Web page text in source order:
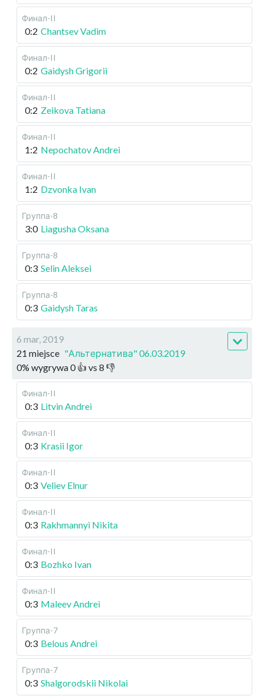
Финал-II
0:2 Chantsev Vadim
Финал-II
0:2 Gaidysh Grigorii
Финал-II
0:2 Zeikova Tatiana
Финал-II
1:2 Nepochatov Andrei
Финал-II
1:2 Dzvonka Ivan
Группа-8
3:0 Liagusha Oksana
Группа-8
0:3 Selin Aleksei
Группа-8
0:3 Gaidysh Taras
6 mar, 2019
21 miejsce "Альтернатива" 06.03.2019
0% wygrywa0👍 vs 8 👎
Финал-II
0:3 Litvin Andrei
Финал-II
0:3 Krasii Igor
Финал-II
0:3 Veliev Elnur
Финал-II
0:3 Rakhmannyi Nikita
Финал-II
0:3 Bozhko Ivan
Финал-II
0:3 Maleev Andrei
Группа-7
0:3 Belous Andrei
Группа-7
0:3 Shalgorodskii Nikolai